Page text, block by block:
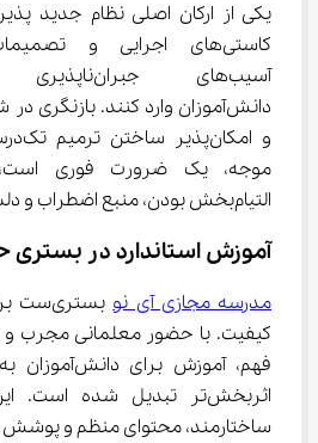
یکی از ارکان اصلی نظام جدید
آسیب‌های
التیام‌بخش بودن، منبع اضطراب و دلسردی خواهد شد.
آموزش استاندارد در بستری
مدرسه مجازی آی نو
کیفیت. با حضور معلمانی مجرب و
اثربخش‌تر تبدیل شده است.
ساختارمند، محتوای منظم و پوشش